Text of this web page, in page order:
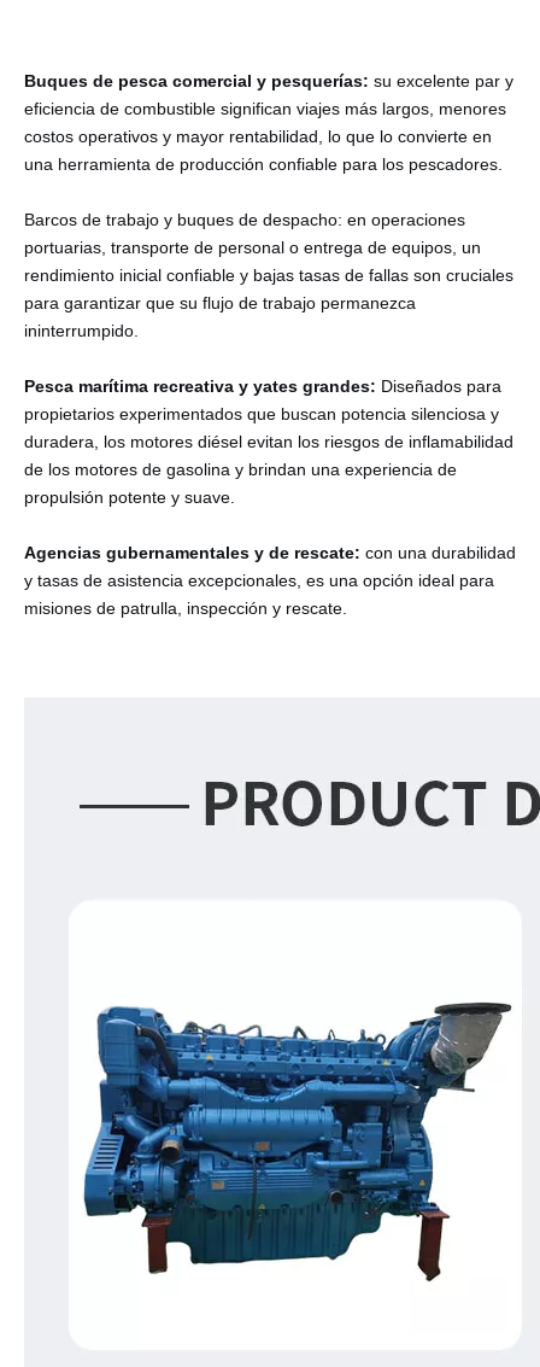
Buques de pesca comercial y pesquerías: su excelente par y
eficiencia de combustible significan viajes más largos, menores
costos operativos y mayor rentabilidad, lo que lo convierte en
una herramienta de producción confiable para los pescadores.
Barcos de trabajo y buques de despacho: en operaciones
portuarias, transporte de personal o entrega de equipos, un
rendimiento inicial confiable y bajas tasas de fallas son cruciales
para garantizar que su flujo de trabajo permanezca
ininterrumpido.
Pesca marítima recreativa y yates grandes: Diseñados para
propietarios experimentados que buscan potencia silenciosa y
duradera, los motores diésel evitan los riesgos de inflamabilidad
de los motores de gasolina y brindan una experiencia de
propulsión potente y suave.
Agencias gubernamentales y de rescate: con una durabilidad
y tasas de asistencia excepcionales, es una opción ideal para
misiones de patrulla, inspección y rescate.